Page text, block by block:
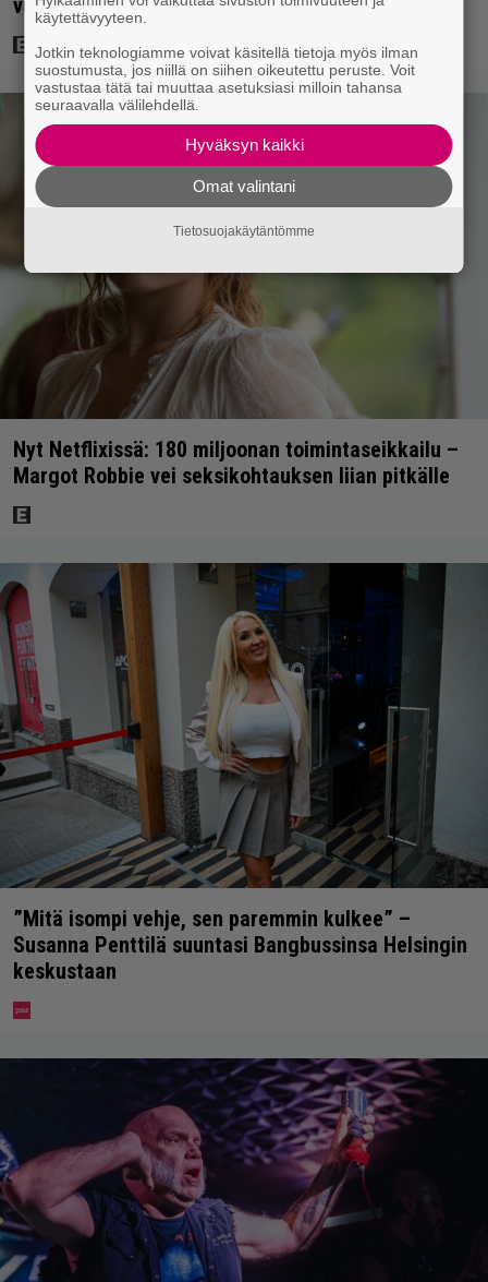
vuodelta 2020 – ”Tehty isolla sydämellä”
Nyt Netflixissä: 180 miljoonan toimintaseikkailu –
Margot Robbie vei seksikohtauksen liian pitkälle
”Mitä isompi vehje, sen paremmin kulkee” –
Susanna Penttilä suuntasi Bangbussinsa Helsingin
keskustaan
käytettävyyteen.
Jotkin teknologiamme voivat käsitellä tietoja myös ilman
suostumusta, jos niillä on siihen oikeutettu peruste. Voit
vastustaa tätä tai muuttaa asetuksiasi milloin tahansa
seuraavalla välilehdellä.
Hyväksyn kaikki
Omat valintani
Tietosuojakäytäntömme